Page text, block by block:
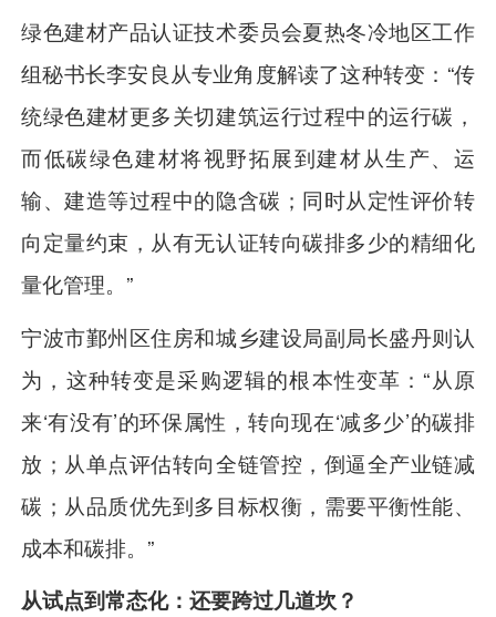
绿色建材产品认证技术委员会夏热冬冷地区工作
组秘书长李安良从专业角度解读了这种转变：“传
统绿色建材更多关切建筑运行过程中的运行碳，
而低碳绿色建材将视野拓展到建材从生产、运
输、建造等过程中的隐含碳；同时从定性评价转
向定量约束，从有无认证转向碳排多少的精细化
量化管理。”
宁波市鄞州区住房和城乡建设局副局长盛丹则认
为，这种转变是采购逻辑的根本性变革：“从原
来‘有没有’的环保属性，转向现在‘减多少’的碳排
放；从单点评估转向全链管控，倒逼全产业链减
碳；从品质优先到多目标权衡，需要平衡性能、
成本和碳排。”
从试点到常态化：还要跨过几道坎？